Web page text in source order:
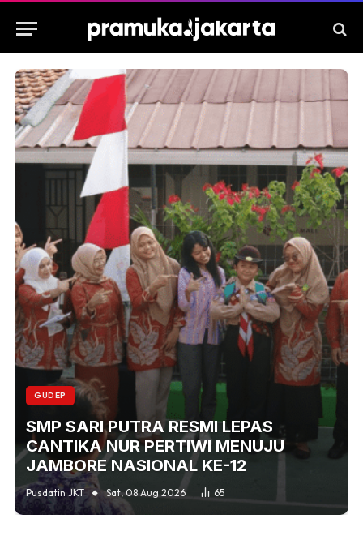
GUDEP
SMP SARI PUTRA RESMI LEPAS
CANTIKA NUR PERTIWI MENUJU
JAMBORE NASIONAL KE-12
Pusdatin JKT Sat, 08 Aug 2026 65